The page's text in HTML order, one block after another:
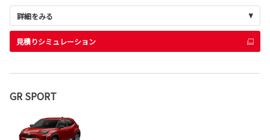
詳細をみる
見積りシミュレーション
GR SPORT